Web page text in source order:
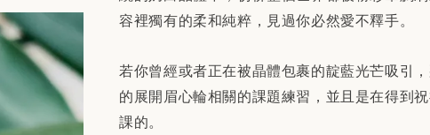
容裡獨有的柔和純粹，見過你必然愛不釋手。
若你曾經或者正在被晶體包裹的靛藍光芒吸引
的展開眉心輪相關的課題練習，並且是在得到
課的。